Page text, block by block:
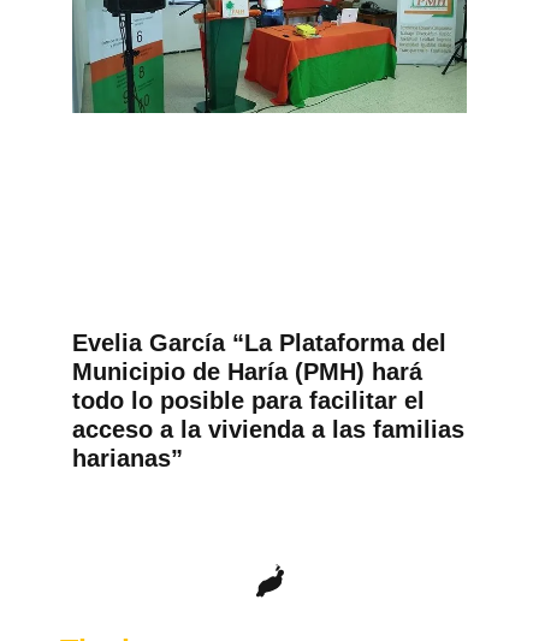
Evelia García “La Plataforma del
Municipio de Haría (PMH) hará
todo lo posible para facilitar el
acceso a la vivienda a las familias
harianas”